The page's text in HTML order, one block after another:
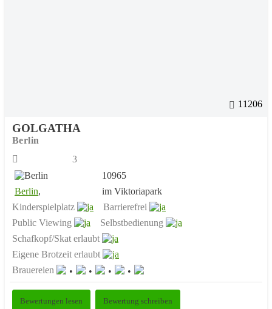
11206
GOLGATHA
Berlin
3
10965
Berlin,
im Viktoriapark
Kinderspielplatz
Barrierefrei
Public Viewing
Selbstbedienung
Schafkopf/Skat erlaubt
Eigene Brotzeit erlaubt
Brauereien
Bewertungen lesen Bewertung schreiben